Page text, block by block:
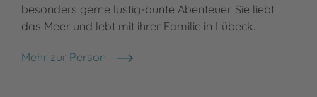
besonders gerne lustig-bunte Abenteuer. Sie liebt
das Meer und lebt mit ihrer Familie in Lübeck.
Mehr zur Person
Johanna Klement